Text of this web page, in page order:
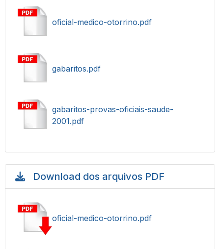
oficial-medico-otorrino.pdf
gabaritos.pdf
gabaritos-provas-oficiais-saude-
2001.pdf
Download dos arquivos PDF
oficial-medico-otorrino.pdf